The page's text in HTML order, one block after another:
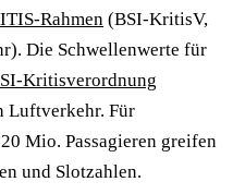
Rahmen (BSI-KritisV,
Die Schwellenwerte für
Kritisverordnung
Luftverkehr. Für
Mio. Passagieren greifen
und Slotzahlen.